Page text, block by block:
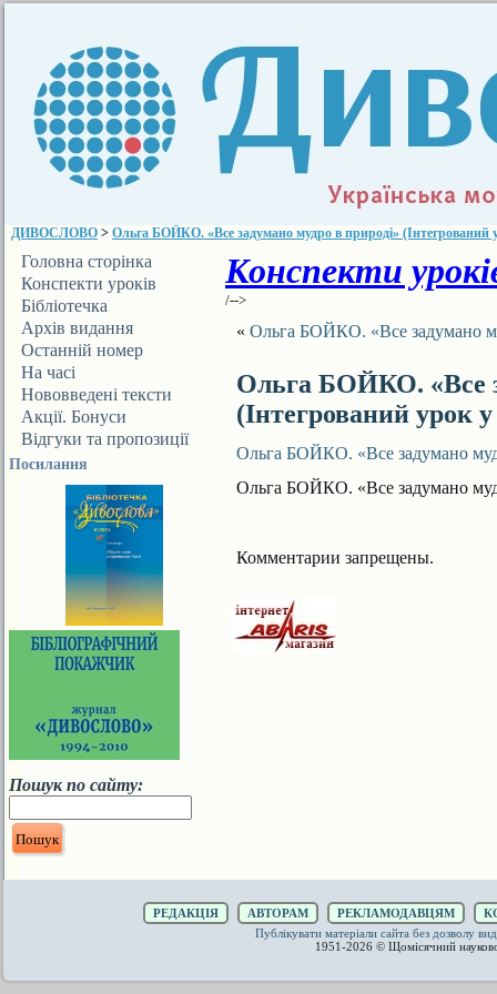
ДИВОСЛОВО > Ольга БОЙКО. «Все задумано мудро в природі» (Інтегрований
Головна сторінка
Конспекти уроків
Бібліотечка
ДИВОСЛОВА
Архів видання
Останній номер
На часі
Нововведені тексти
Акції. Бонуси
Відгуки та пропозиції
Посилання
Пошук по сайту:
Конспекти
/-->
« Ольга БОЙКО. «Все задумано
Ольга БОЙКО. «Все
(Інтегрований урок у
Ольга БОЙКО. «Все задумано
Ольга БОЙКО. «Все задумано
Комментарии запрещены.
РЕДАКЦІЯ АВТОРАМ РЕКЛАМОДАВЦЯМ
Публікувати матеріали сайта без дозволу
1951-2026 © Щомісячний